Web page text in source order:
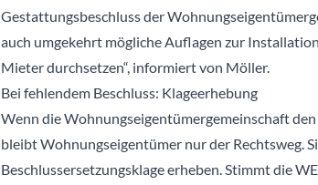
Gestattungsbeschluss der
auch umgekehrt mögliche Auflagen zur
Mieter durchsetzen“, informiert von Möller.
Bei fehlendem Beschluss: Klageerhebung
Wenn die Wohnungseigentümergemeinschaft
bleibt Wohnungseigentümer nur der Rechtsweg.
Beschlussersetzungsklage erheben. Stimmt die